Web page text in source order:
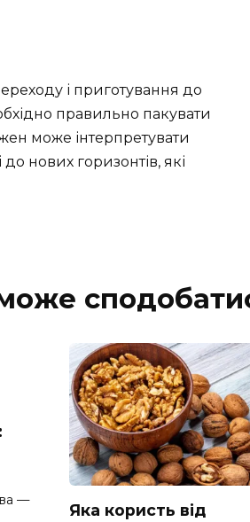
і приготування до
правильно пакувати
може інтерпретувати
нових горизонтів, які
—
Яка користь від